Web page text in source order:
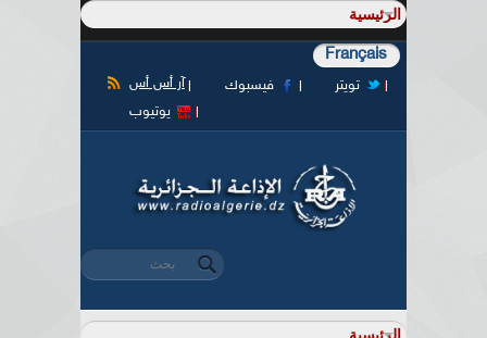
Français
آر أس أس فيسبوك
تويتر
يوتيوب
استمارة البحث
‏بحث ‏